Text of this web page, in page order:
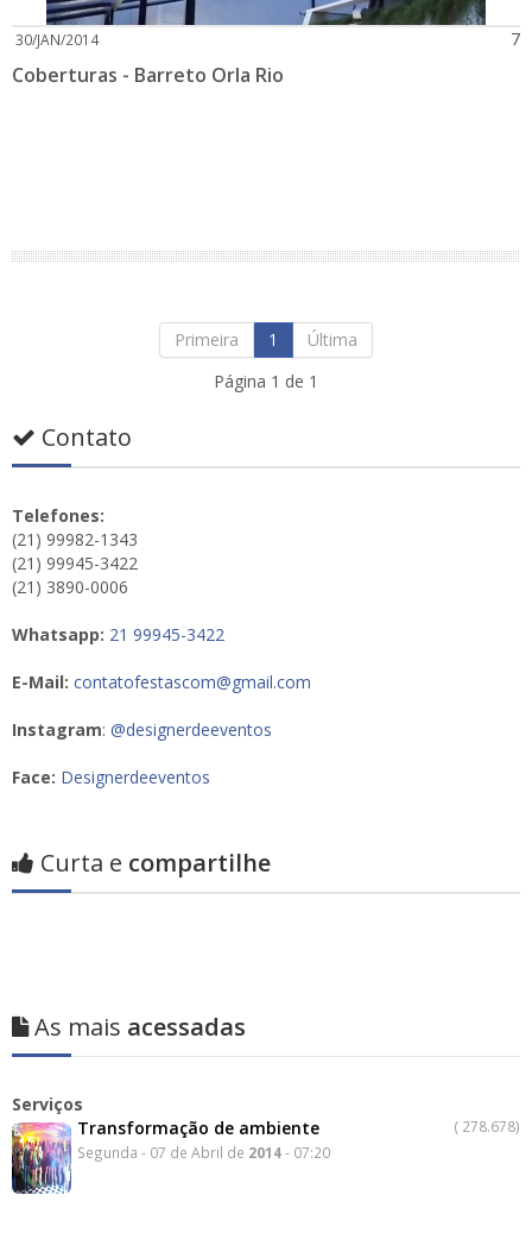
30/JAN/2014 7
Coberturas - Barreto Orla Rio
Primeira 1
Última
Página 1 de 1
Contato
Telefones:
(21) 99982-1343
(21) 99945-3422
(21) 3890-0006
Whatsapp: 21 99945-3422
E-Mail: contatofestascom@gmail.com
Instagram: @designerdeeventos
Face: Designerdeeventos
Curta e compartilhe
As mais acessadas
Serviços
Transformação de ambiente
( 278.678)
Segunda - 07 de Abril de 2014- 07:20